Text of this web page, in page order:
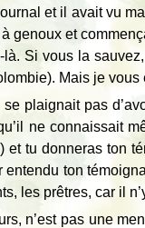
et il avait vu
genoux et
Si vous la
Mais je vous
plaignait pas
ne connaissait
et tu donneras ton
ton
les prêtres, car il
n’est pas une